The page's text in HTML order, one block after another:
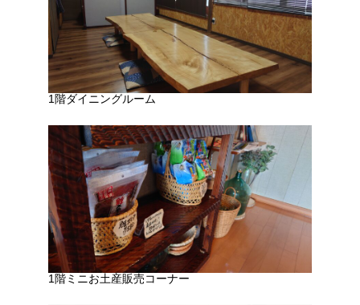
1階ダイニングルーム
1階ミニお土産販売コーナー